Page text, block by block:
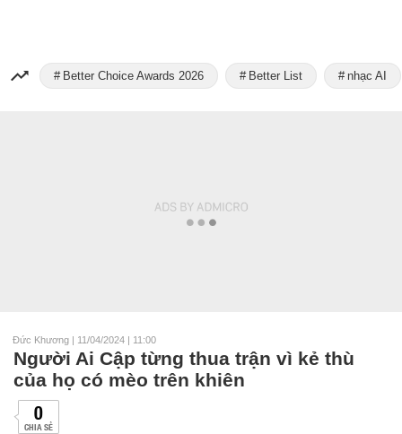
Better Choice Awards 2026 Better List nhạc AI
Đức Khương | 11/04/2024 | 11:00
Người Ai Cập từng thua trận vì kẻ thù
của họ có mèo trên khiên
0
CHIA SẺ